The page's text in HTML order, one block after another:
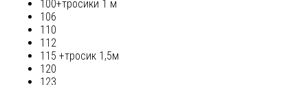
100+тросики 1 м
106
110
112
115 +тросик 1,5м
120
123